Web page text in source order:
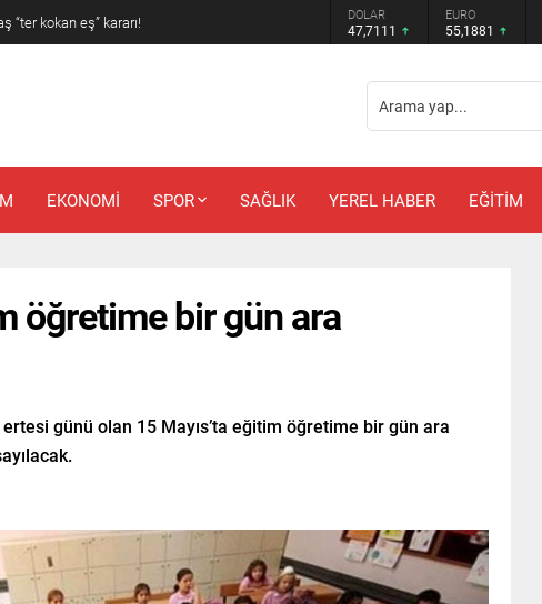
amcadan olay mektup! DOLAR
47,7111
EURO
55,1881
EKONOMİ SPOR SAĞLIK YEREL HABER EĞİTİM
öğretime bir gün ara
günü olan 15 Mayıs’ta eğitim öğretime bir gün ara